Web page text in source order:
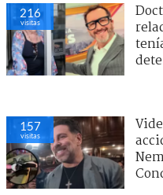
216
visitas
157
visitas